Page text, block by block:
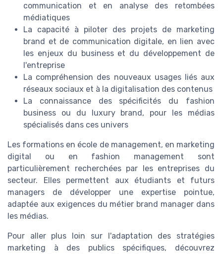
communication et en analyse des retombées
médiatiques
La capacité à piloter des projets de marketing
brand et de communication digitale, en lien avec
les enjeux du business et du développement de
l'entreprise
La compréhension des nouveaux usages liés aux
réseaux sociaux et à la digitalisation des contenus
La connaissance des spécificités du fashion
business ou du luxury brand, pour les médias
spécialisés dans ces univers
Les formations en école de management, en marketing
digital ou en fashion management sont
particulièrement recherchées par les entreprises du
secteur. Elles permettent aux étudiants et futurs
managers de développer une expertise pointue,
adaptée aux exigences du métier brand manager dans
les médias.
Pour aller plus loin sur l'adaptation des stratégies
marketing à des publics spécifiques, découvrez